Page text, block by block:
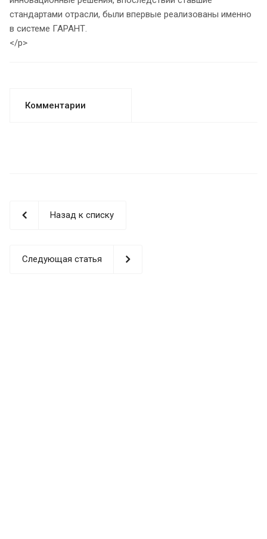
стандартами отрасли, были впервые реализованы именно
в системе ГАРАНТ.
</p>
Комментарии
Назад к списку
Следующая статья